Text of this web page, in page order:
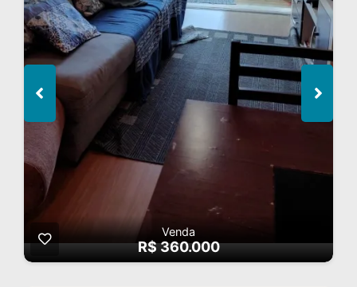
Venda
R$ 360.000